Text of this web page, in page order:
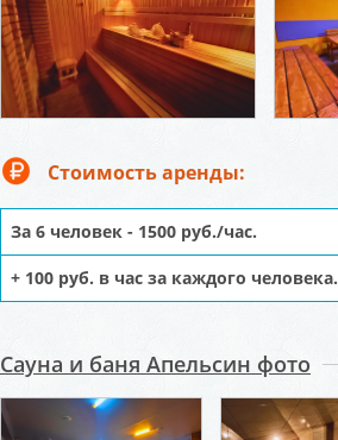
Стоимость аренды:
За 6 человек - 1500 руб./час.
+ 100 руб. в час за каждого человека.
Сауна и баня Апельсин фото